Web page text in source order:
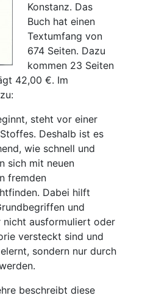
Konstanz. Das
Buch hat einen
Textumfang von
674 Seiten. Dazu
kommen 23 Seiten
42,00 €. Im
steht vor einer
Deshalb ist es
wie schnell und
sich mit neuen
fremden
Dabei hilft
und
ausformuliert oder
versteckt sind und
sondern nur durch
beschreibt diese